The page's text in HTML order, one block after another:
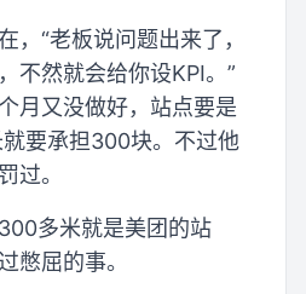
，“老板说问题出来了，
不然就会给你设KPI。”
月又没做好，站点要是
要承担300块。不过他
过。
多米就是美团的站
憋屈的事。